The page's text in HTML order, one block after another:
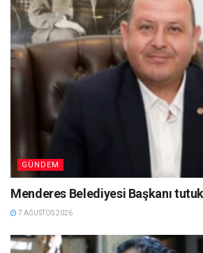
GÜNDEM
Menderes Belediyesi Başkanı
7 AĞUSTOS 2026